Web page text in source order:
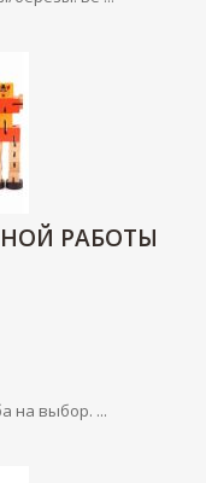
РАБОТЫ
на выбор. ...